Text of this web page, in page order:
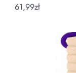
61,99zł